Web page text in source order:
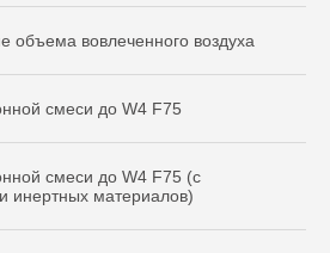
объема вовлеченного воздуха
смеси до W4 F75
смеси до W4 F75 (с
инертных материалов)